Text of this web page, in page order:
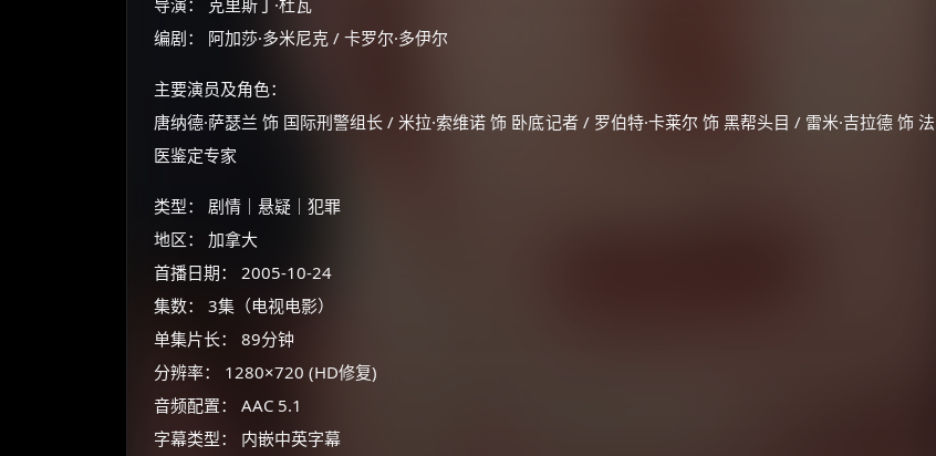
导演： 克里斯丁·杜瓦
编剧： 阿加莎·多米尼克 / 卡罗尔·多伊尔
主要演员及角色：
唐纳德·萨瑟兰 饰 国际刑警组长 / 米拉·索维诺 饰 卧底记者 / 罗伯特·卡莱尔 饰 黑帮头目 / 雷米·吉拉德 饰 法
医鉴定专家
类型： 剧情｜悬疑｜犯罪
地区： 加拿大
首播日期： 2005-10-24
集数： 3集（电视电影）
单集片长： 89分钟
分辨率： 1280×720 (HD修复)
音频配置： AAC 5.1
字幕类型： 内嵌中英字幕